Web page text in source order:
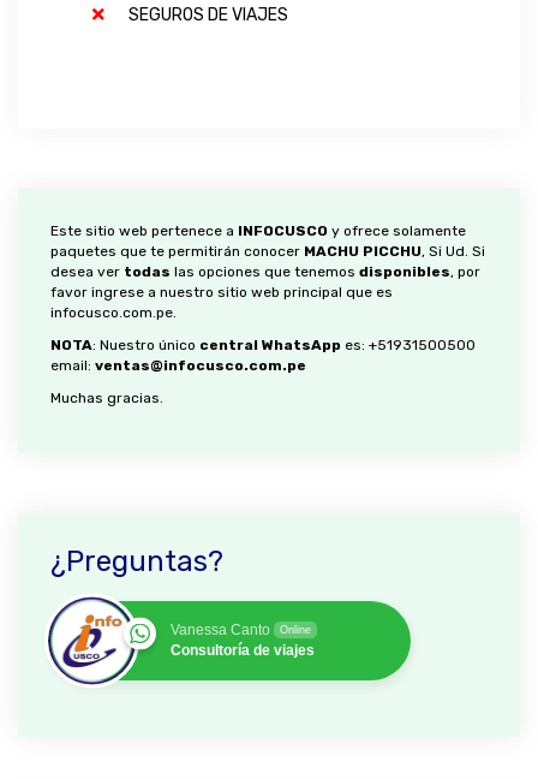
SEGUROS DE VIAJES
Este sitio web pertenece a INFOCUSCO y ofrece solamente
paquetes que te permitirán conocer MACHU PICCHU, Si Ud. Si
desea ver todas las opciones que tenemos disponibles, por
favor ingrese a nuestro sitio web principal que es
infocusco.com.pe.
NOTA: Nuestro único central WhatsApp es: +51931500500
email: ventas@infocusco.com.pe
Muchas gracias.
¿Preguntas?
Vanessa Canto Online
Consultoría de viajes